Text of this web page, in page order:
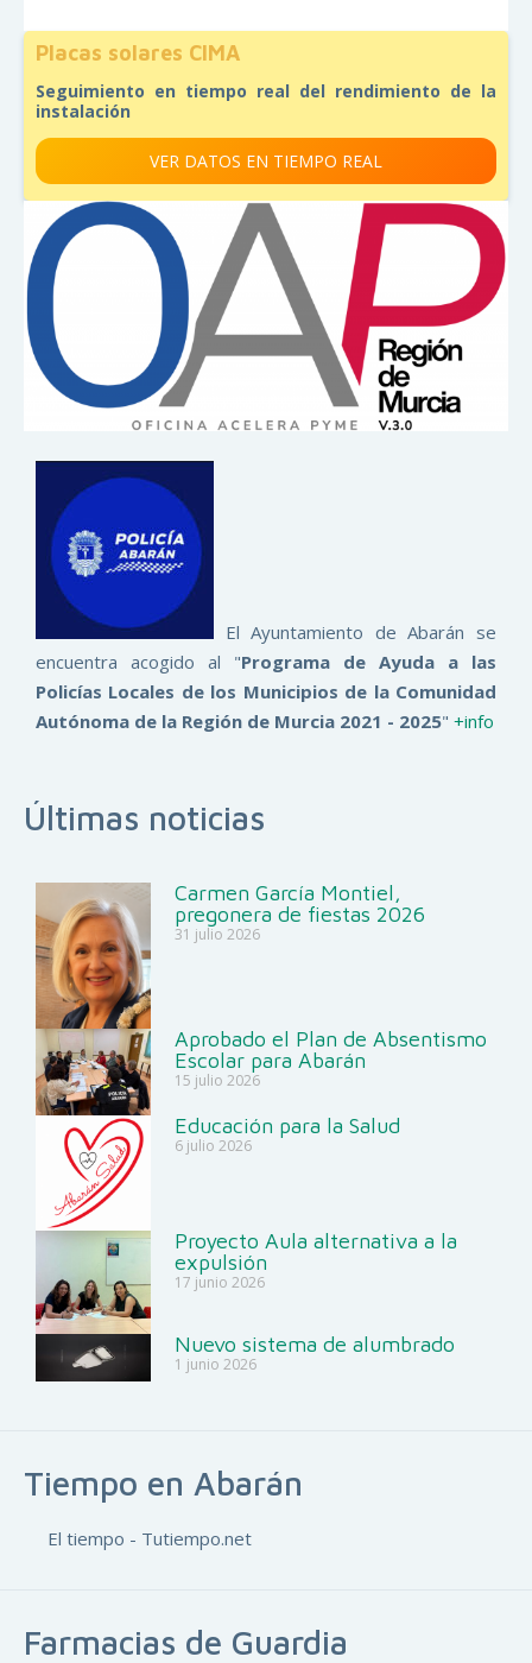
Placas solares CIMA
Seguimiento en tiempo real del rendimiento de la
instalación
VER DATOS EN TIEMPO REAL
El Ayuntamiento de Abarán se
encuentra acogido al "Programa de Ayuda a las
Policías Locales de los Municipios de la Comunidad
Autónoma de la Región de Murcia 2021 - 2025" +info
Tiempo en Abarán
El tiempo - Tutiempo.net
Farmacias de Guardia
Últimas noticias
Carmen García Montiel,
pregonera de fiestas 2026
31 julio 2026
Aprobado el Plan de Absentismo
Escolar para Abarán
15 julio 2026
Educación para la Salud
6 julio 2026
Proyecto Aula alternativa a la
expulsión
17 junio 2026
Nuevo sistema de alumbrado
1 junio 2026